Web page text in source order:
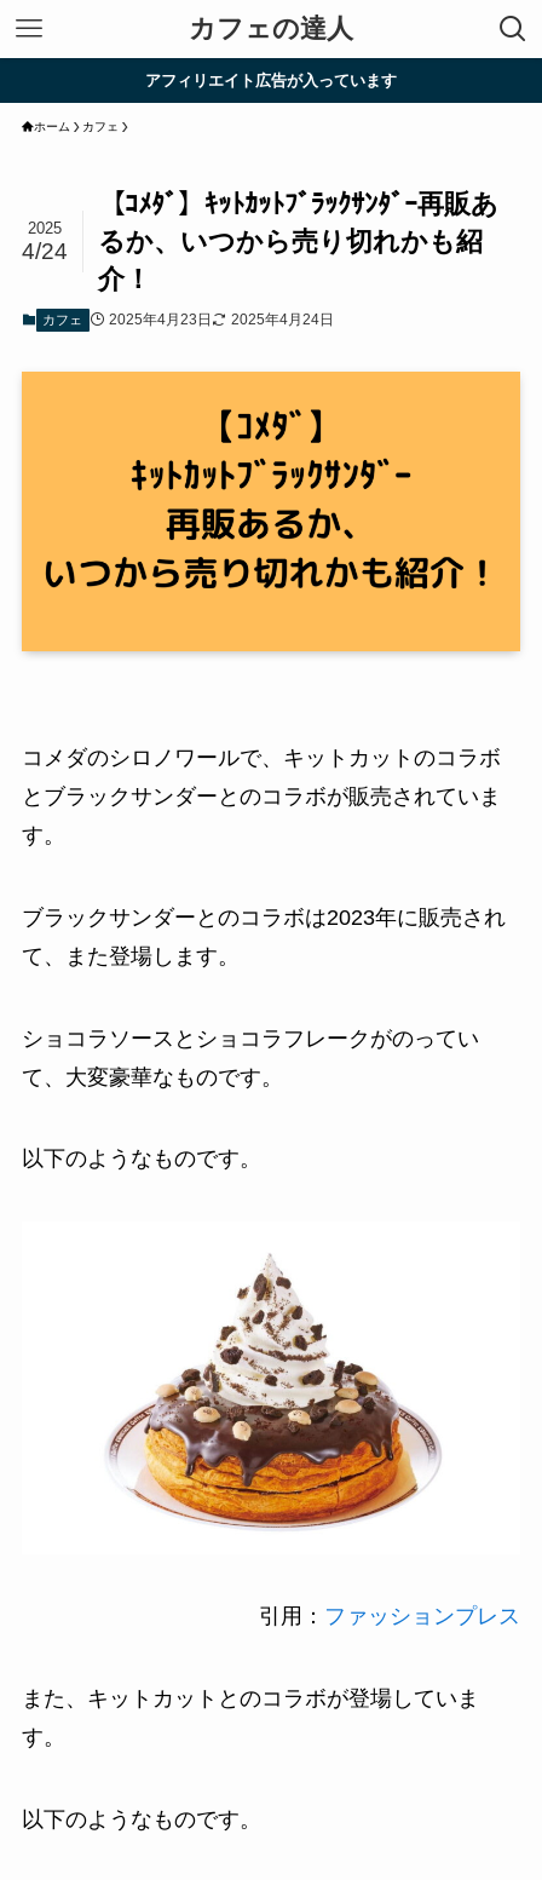
カフェの達人
アフィリエイト広告が入っています
ホーム カフェ
【ｺﾒﾀﾞ】ｷｯﾄｶｯﾄﾌﾞﾗｯｸｻﾝﾀﾞｰ再販あ
るか、いつから売り切れかも紹
介！
2025
4/24
カフェ 2025年4月23日 2025年4月24日
コメダのシロノワールで、キットカットのコラボ
とブラックサンダーとのコラボが販売されていま
す。
ブラックサンダーとのコラボは2023年に販売され
て、また登場します。
ショコラソースとショコラフレークがのってい
て、大変豪華なものです。
以下のようなものです。
引用： ファッションプレス
また、キットカットとのコラボが登場していま
す。
以下のようなものです。